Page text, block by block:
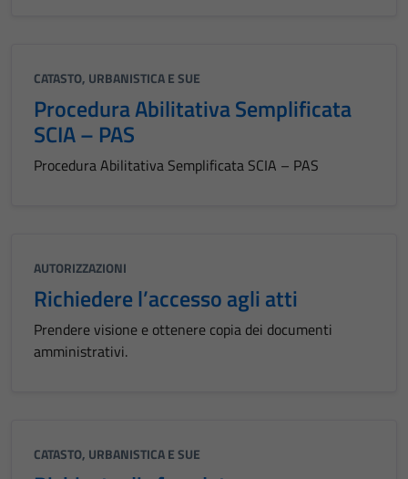
CATASTO, URBANISTICA E SUE
Procedura Abilitativa Semplificata
SCIA – PAS
Procedura Abilitativa Semplificata SCIA – PAS
AUTORIZZAZIONI
Richiedere l’accesso agli atti
Prendere visione e ottenere copia dei documenti
amministrativi.
CATASTO, URBANISTICA E SUE